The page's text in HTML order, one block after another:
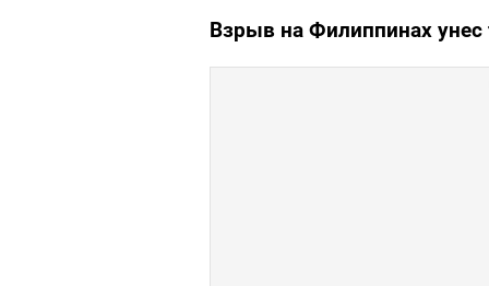
Взрыв на Филиппинах